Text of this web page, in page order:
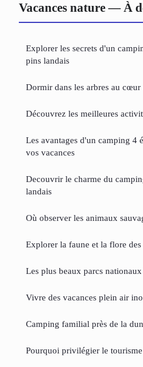
Vacances nature — À
Explorer les secrets d'un
pins landais
Dormir dans les arbres au cœur
Découvrez les meilleures
Les avantages d'un camping 4
vos vacances
Decouvrir le charme du
landais
Où observer les animaux
Explorer la faune et la flore des
Les plus beaux parcs
Vivre des vacances plein air
Camping familial près de la
Pourquoi privilégier le tourisme